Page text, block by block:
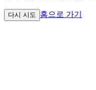
다시 시도 홈으로 가기